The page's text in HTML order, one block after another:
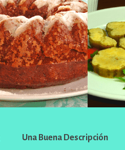
Una Buena Descripción